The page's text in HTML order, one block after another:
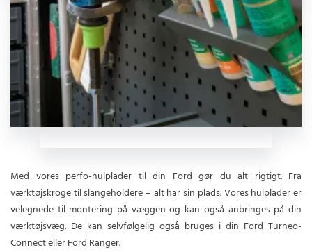
Med vores perfo-hulplader til din Ford gør du alt rigtigt. Fra
værktøjskroge til slangeholdere – alt har sin plads. Vores hulplader er
velegnede til montering på væggen og kan også anbringes på din
værktøjsvæg. De kan selvfølgelig også bruges i din Ford Turneo-
Connect eller Ford Ranger.